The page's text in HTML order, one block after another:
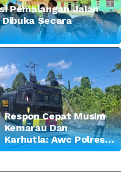
Pemalangan Jalan
Secara
Respon Cepat Musim
Kemarau Dan
Karhutla: Awc Polres
Teluk Bintuni
Lahan di Jalan Poros